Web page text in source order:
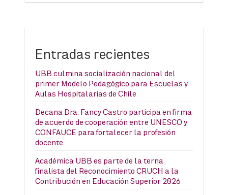
Entradas recientes
UBB culmina socialización nacional del
primer Modelo Pedagógico para Escuelas y
Aulas Hospitalarias de Chile
Decana Dra. Fancy Castro participa en firma
de acuerdo de cooperación entre UNESCO y
CONFAUCE para fortalecer la profesión
docente
Académica UBB es parte de la terna
finalista del Reconocimiento CRUCH a la
Contribución en Educación Superior 2026